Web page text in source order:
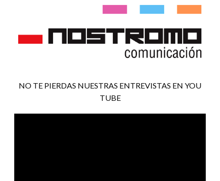
NO TE PIERDAS NUESTRAS ENTREVISTAS EN YOU
TUBE